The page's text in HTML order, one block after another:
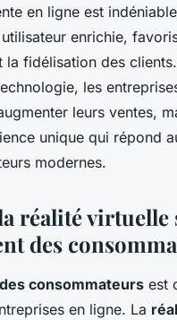
en ligne est
enrichie,
la fidélisation des
les
leurs ventes,
unique qui répond
modernes.
réalité virtuelle
des
consommateurs est
en ligne. La